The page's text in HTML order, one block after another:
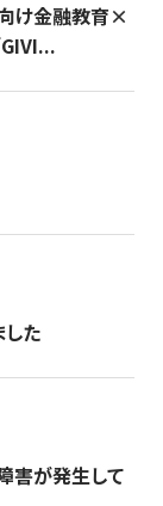
け金融教育×
た
害が発生して